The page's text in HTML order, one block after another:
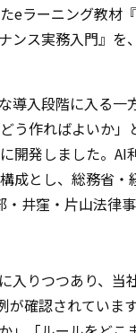
eラーニング教材
ンス実務入門』
導入段階に入る
う作ればよいか
開発しました。
成とし、総務省
井窪・片山法律
入りつつあり、
確認されていま